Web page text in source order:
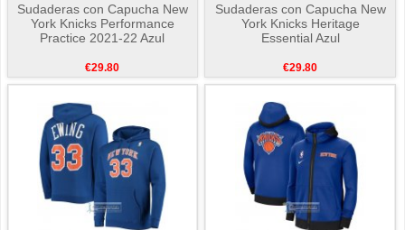
Sudaderas con Capucha New
York Knicks Performance
Practice 2021-22 Azul
€29.80
Sudaderas con Capucha New
York Knicks Heritage
Essential Azul
€29.80